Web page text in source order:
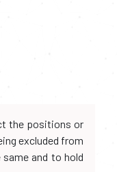
the positions or
excluded from
and to hold